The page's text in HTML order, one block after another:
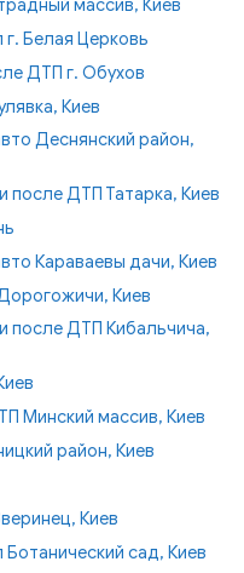
Белая Церковь
ДТП г. Обухов
Киев
Деснянский район,
после ДТП Татарка, Киев
Караваевы дачи, Киев
Киев
после ДТП Кибальчича,
Минский массив, Киев
район, Киев
Киев
сад, Киев